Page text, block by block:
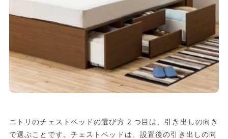
ニトリのチェストベッドの選び方2つ目は、引き出しの向き
で選ぶことです。チェストベッドは、設置後の引き出しの向